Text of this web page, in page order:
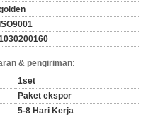
& pengiriman:
1set
Paket ekspor
5-8 Hari Kerja